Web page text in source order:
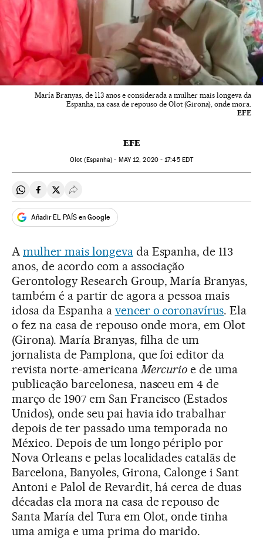
María Branyas, de 113 anos e considerada a mulher mais longeva da
Espanha, na casa de repouso de Olot (Girona), onde mora.
EFE
EFE
Olot (Espanha) - MAY12, 2020 - 17:45EDT
Compartir en Whatsapp
Compartir en Facebook
Compartir en Twitter
Desplegar Redes Sociales
Añadir EL PAÍS en Google
Amulher mais longevada Espanha, de 113
anos, de acordo com a associação
Gerontology Research Group, María Branyas,
também é a partir de agora a pessoa mais
idosa da Espanha a vencer o coronavírus. Ela
o fez na casa de repouso onde mora, em Olot
(Girona). María Branyas, filha de um
jornalista de Pamplona, que foi editor da
revista norte-americanaMercurio e de uma
publicação barcelonesa, nasceu em 4 de
março de 1907 em San Francisco (Estados
Unidos), onde seu pai havia ido trabalhar
depois de ter passado uma temporada no
México. Depois de um longo périplo por
Nova Orleans e pelas localidades catalãs de
Barcelona, Banyoles, Girona, Calonge i Sant
Antoni e Palol de Revardit, há cerca de duas
décadas ela mora na casa de repouso de
Santa María del Tura em Olot, onde tinha
uma amiga e uma prima do marido.